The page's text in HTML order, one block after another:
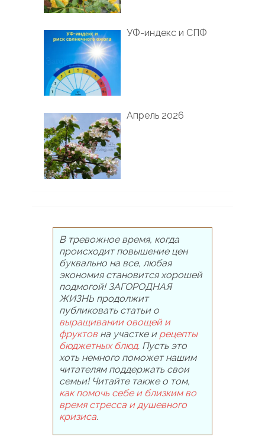
УФ-индекс и СПФ
Апрель 2026
В тревожное время, когда
происходит повышение цен
буквально на все, любая
экономия становится хорошей
подмогой! ЗАГОРОДНАЯ
ЖИЗНЬ продолжит
публиковать статьи о
выращивании овощей и
фруктовна участке и рецепты
бюджетных блюд. Пусть это
хоть немного поможет нашим
читателям поддержать свои
семьи! Читайте также о том,
как помочь себе и близким во
время стресса и душевного
кризиса.